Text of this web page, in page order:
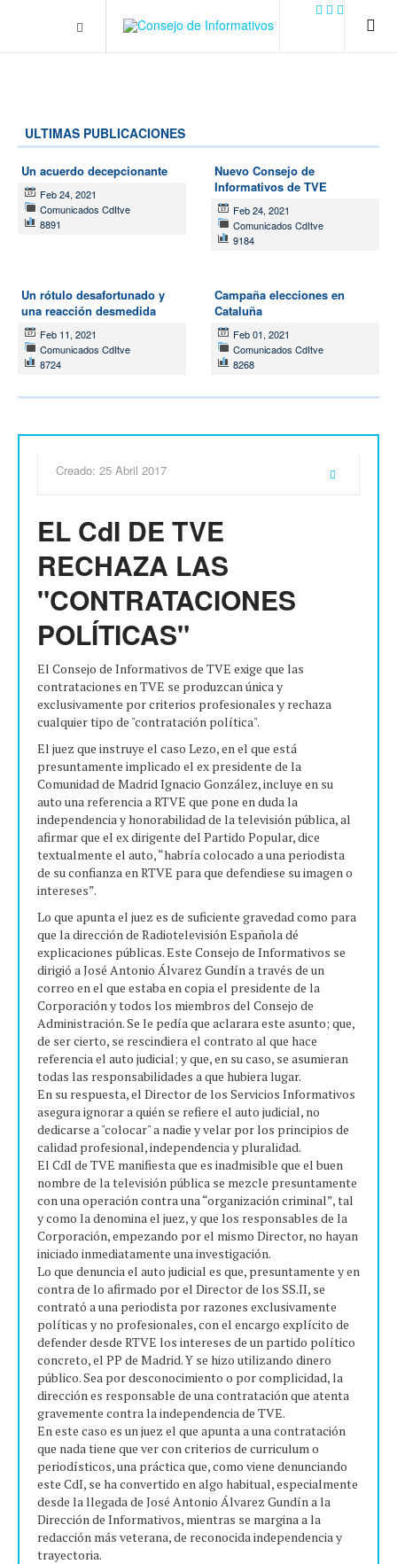
url('../../images/contact.png') 0 0 no-repeat; color: #eaeaea; padding:
ULTIMAS PUBLICACIONES
Un acuerdo decepcionante
Feb 24, 2021
Comunicados CdItve
8891
Nuevo Consejo de
Informativos de TVE
Feb 24, 2021
Comunicados CdItve
9184
Un rótulo desafortunado y
una reacción desmedida
Feb 11, 2021
Comunicados CdItve
8724
Campaña elecciones en
Cataluña
Feb 01, 2021
Comunicados CdItve
8268
Creado: 25 Abril 2017
EL CdI DE TVE
RECHAZA LAS
"CONTRATACIONES
POLÍTICAS"
El Consejo de Informativos de TVE exige que las
contrataciones en TVE se produzcan única y
exclusivamente por criterios profesionales y rechaza
cualquier tipo de "contratación política".
El juez que instruye el caso Lezo, en el que está
presuntamente implicado el ex presidente de la
Comunidad de Madrid Ignacio González, incluye en su
auto una referencia a RTVE que pone en duda la
independencia y honorabilidad de la televisión pública, al
afirmar que el ex dirigente del Partido Popular, dice
textualmente el auto, “habría colocado a una periodista
de su confianza en RTVE para que defendiese su imagen o
intereses”.
Lo que apunta el juez es de suficiente gravedad como para
que la dirección de Radiotelevisión Española dé
explicaciones públicas. Este Consejo de Informativos se
dirigió a José Antonio Álvarez Gundín a través de un
correo en el que estaba en copia el presidente de la
Corporación y todos los miembros del Consejo de
Administración. Se le pedía que aclarara este asunto; que,
de ser cierto, se rescindiera el contrato al que hace
referencia el auto judicial; y que, en su caso, se asumieran
todas las responsabilidades a que hubiera lugar.
En su respuesta, el Director de los Servicios Informativos
asegura ignorar a quién se refiere el auto judicial, no
dedicarse a "colocar" a nadie y velar por los principios de
calidad profesional, independencia y pluralidad.
El CdI de TVE manifiesta que es inadmisible que el buen
nombre de la televisión pública se mezcle presuntamente
con una operación contra una “organización criminal”, tal
y como la denomina el juez, y que los responsables de la
Corporación, empezando por el mismo Director, no hayan
iniciado inmediatamente una investigación.
Lo que denuncia el auto judicial es que, presuntamente y en
contra de lo afirmado por el Director de los SS.II, se
contrató a una periodista por razones exclusivamente
políticas y no profesionales, con el encargo explícito de
defender desde RTVE los intereses de un partido político
concreto, el PP de Madrid. Y se hizo utilizando dinero
público. Sea por desconocimiento o por complicidad, la
dirección es responsable de una contratación que atenta
gravemente contra la independencia de TVE.
En este caso es un juez el que apunta a una contratación
que nada tiene que ver con criterios de curriculum o
periodísticos, una práctica que, como viene denunciando
este CdI, se ha convertido en algo habitual, especialmente
desde la llegada de José Antonio Álvarez Gundín a la
Dirección de Informativos, mientras se margina a la
redacción más veterana, de reconocida independencia y
trayectoria.